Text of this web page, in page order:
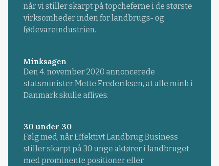
når vi stiller skarpt på topcheferne i de største
virksomheder inden for landbrugs- og
fødevareindustrien.
Minksagen
Den 4. november 2020 annoncerede
statsminister Mette Frederiksen, at alle mink i
Danmark skulle aflives.
30 under 30
Følg med, når Effektivt Landbrug Business
stiller skarpt på 30 unge aktører i landbruget
med prominente positioner eller